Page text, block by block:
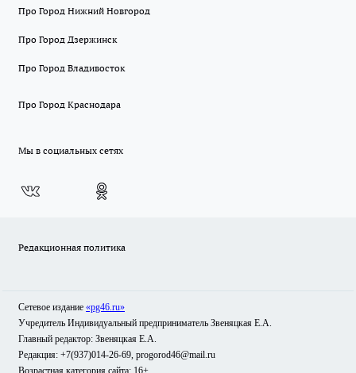
Про Город Нижний Новгород
Про Город Дзержинск
Про Город Владивосток
Про Город Краснодара
Мы в социальных сетях
Редакционная политика
Сетевое издание «pg46.ru»
Учредитель Индивидуальный предприниматель Звеняцкая Е.А.
Главный редактор: Звеняцкая Е.А.
Редакция: +7(937)014-26-69, progorod46@mail.ru
Возрастная категория сайта: 16+